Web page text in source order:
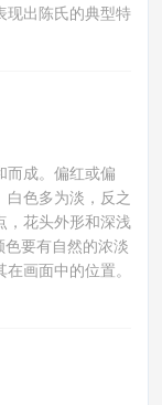
现出陈氏的典型特
而成。偏红或偏
色多为淡，反之
，花头外形和深浅
要有自然的浓淡
画面中的位置。